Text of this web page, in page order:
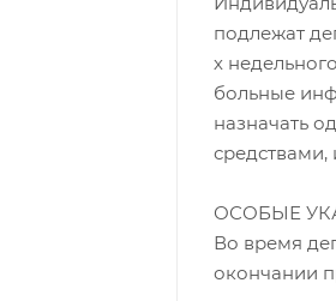
подлежат
х
больные
назначать
ОСОБЫЕ
Во время
окончании